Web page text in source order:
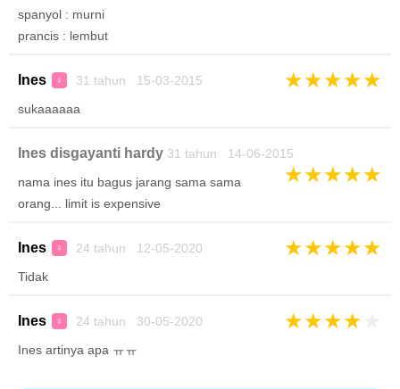
spanyol : murni
prancis : lembut
Ines ♀ 31 tahun 15-03-2015 ★★★★★
sukaaaaaa
Ines disgayanti hardy 31 tahun 14-06-2015
★★★★★
nama ines itu bagus jarang sama sama
orang... limit is expensive
Ines ♀ 24 tahun 12-05-2020 ★★★★★
Tidak
Ines ♀ 24 tahun 30-05-2020 ★★★★
Ines artinya apa ㅠㅠ